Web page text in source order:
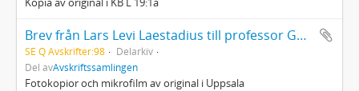
Brev från Lars Levi Laestadius till professor Göran Wahlenberg, Uppsala 1807 - 1843 spridda år
SE Q Avskrifter:98
Delarkiv
Del avAvskriftssamlingen
Fotokopior och mikrofilm av original i Uppsala